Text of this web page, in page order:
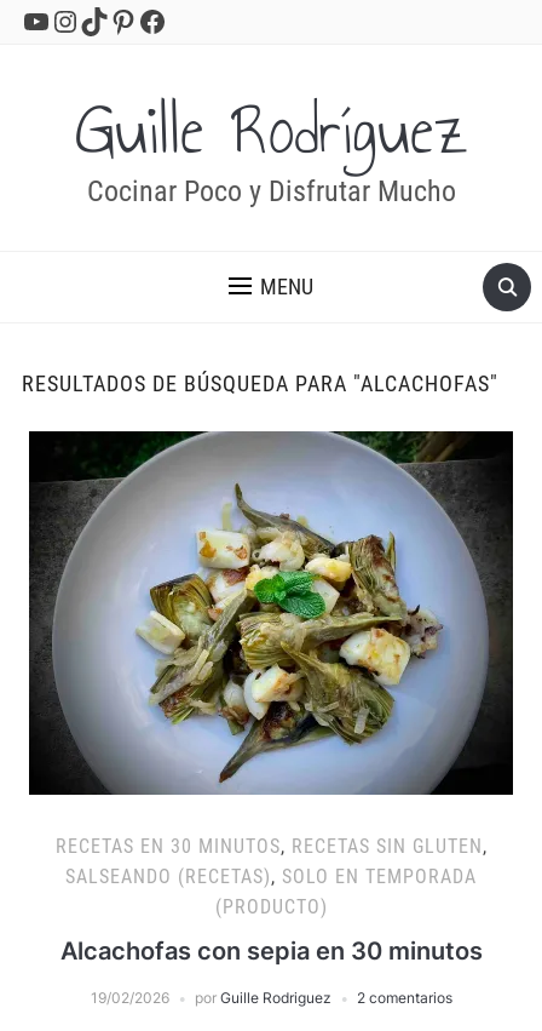
YouTube
Instagram
TikTok
Pinterest
Facebook
Guille Rodríguez
Cocinar Poco y Disfrutar Mucho
MENU
RESULTADOS DE BÚSQUEDA PARA "ALCACHOFAS"
RECETAS EN 30 MINUTOS, RECETAS SIN GLUTEN,
SALSEANDO (RECETAS), SOLO EN TEMPORADA
(PRODUCTO)
Alcachofas con sepia en 30 minutos
19/02/2026 por Guille Rodriguez 2 comentarios